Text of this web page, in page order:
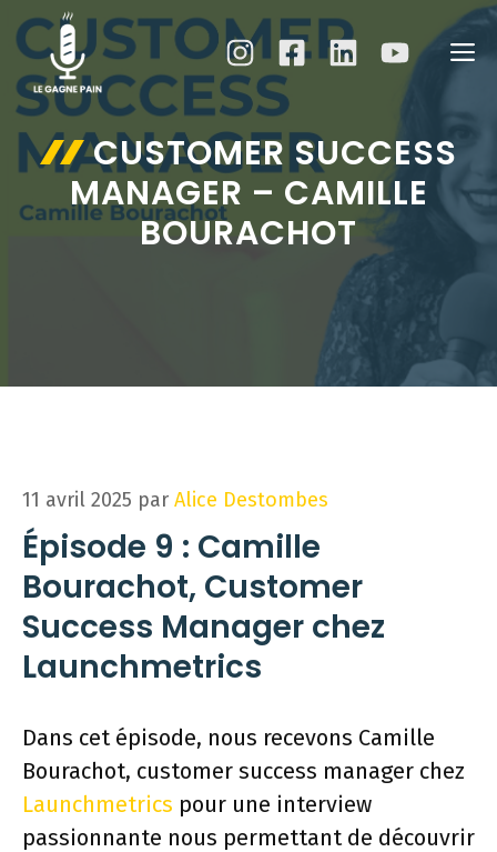
Aller
au
contenu
CUSTOMER SUCCESS
MANAGER – CAMILLE
BOURACHOT
11 avril 2025 par Alice Destombes
Épisode 9 : Camille
Bourachot, Customer
Success Manager chez
Launchmetrics
Dans cet épisode, nous recevons Camille
Bourachot, customer success manager chez
Launchmetrics pour une interview
passionnante nous permettant de découvrir